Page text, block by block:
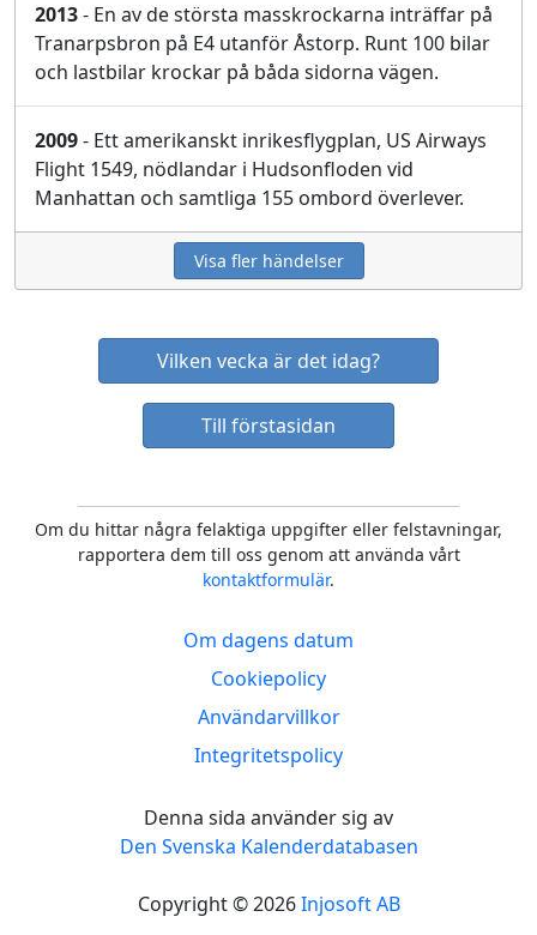
2013- En av de största masskrockarna inträffar på
Tranarpsbron på E4 utanför Åstorp. Runt 100 bilar
och lastbilar krockar på båda sidorna vägen.
2009- Ett amerikanskt inrikesflygplan, US Airways
Flight 1549, nödlandar i Hudsonfloden vid
Manhattan och samtliga 155 ombord överlever.
Visa fler händelser
Vilken vecka är det idag?
Till förstasidan
Om du hittar några felaktiga uppgifter eller felstavningar,
rapportera dem till oss genom att använda vårt
kontaktformulär.
Om dagens datum
Cookiepolicy
Användarvillkor
Integritetspolicy
Denna sida använder sig av
Den Svenska Kalenderdatabasen
Copyright © 2026Injosoft AB